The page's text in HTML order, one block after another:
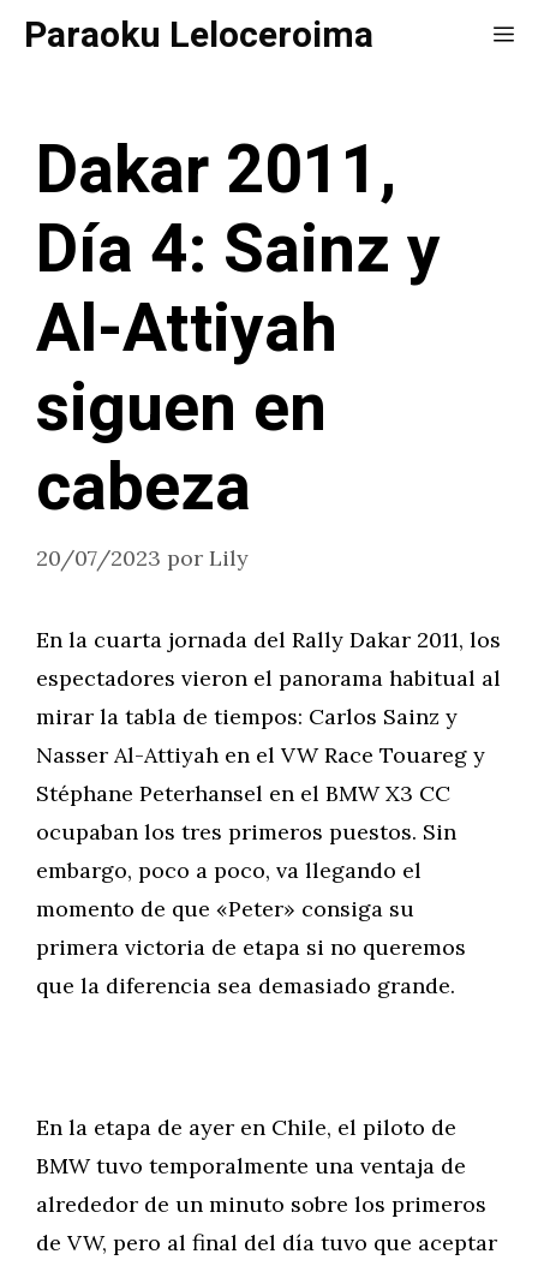
SaltarParaoku Leloceroima
Dakar 2011,
Día 4: Sainz y
Al-Attiyah
siguen en
cabeza
20/07/2023 por Lily
En la cuarta jornada del Rally Dakar 2011, los
espectadores vieron el panorama habitual al
mirar la tabla de tiempos: Carlos Sainz y
Nasser Al-Attiyah en el VW Race Touareg y
Stéphane Peterhansel en el BMW X3 CC
ocupaban los tres primeros puestos. Sin
embargo, poco a poco, va llegando el
momento de que «Peter» consiga su
primera victoria de etapa si no queremos
que la diferencia sea demasiado grande.
En la etapa de ayer en Chile, el piloto de
BMW tuvo temporalmente una ventaja de
alrededor de un minuto sobre los primeros
de VW, pero al final del día tuvo que aceptar